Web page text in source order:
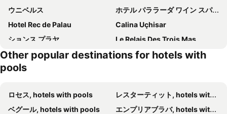
ウニベルス
ホテル パララーダ ワイン スパ & ゴルフ
Hotel Rec de Palau
Calina Uçhisar
ションス プラヤ
Le Relais Des Trois Mas
Other popular destinations for hotels with
pools
ロセス, hotels with pools
レスターティット, hotels with pools
ベグール, hotels with pools
エンプリアブラバ, hotels with pools